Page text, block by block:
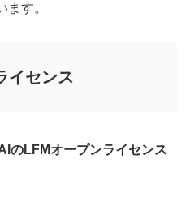
す。
イセンス
のLFMオープンライセンス